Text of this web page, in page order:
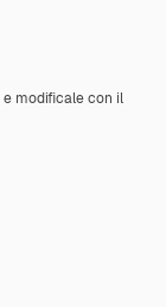
e modificale con il